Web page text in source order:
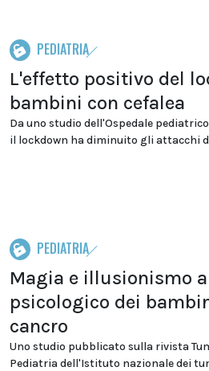
PEDIATRIA
L'effetto positivo del
bambini con cefalea
Da uno studio dell'Ospedale
il lockdown ha diminuito gli attacchi
PEDIATRIA
Magia e illusionismo
psicologico dei
cancro
Uno studio pubblicato sulla rivista
Pediatria dell'Istituto nazionale dei